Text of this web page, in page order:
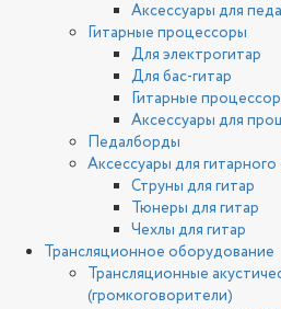
Аксессуары для
Гитарные процессоры
Для электрогитар
Для бас-гитар
Гитарные
Аксессуары для
Педалборды
Аксессуары для
Струны для гитар
Тюнеры для гитар
Чехлы для гитар
Трансляционное оборудование
Трансляционные
(громкоговорители)